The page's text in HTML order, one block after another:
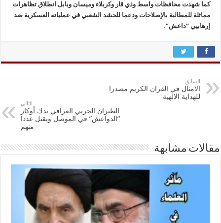
كما شهدت محافظات واسط وذي قار وكربلاء وميسان وبابل انطلاق تظاهرات
مماثلة للمطالبة بالإصلاحات ودعما للحشد الشعبي في عملياته العسكرية ضد
إرهابيي “داعش”.
السابق
الامثال في القران الكريم مصدرا
للهداية الالهية
التالي
الطيران الحربي العراقي يدك أوكار
“الدواعش” في الموصل ويقتل عددا
منهم
مقالات مشابهة